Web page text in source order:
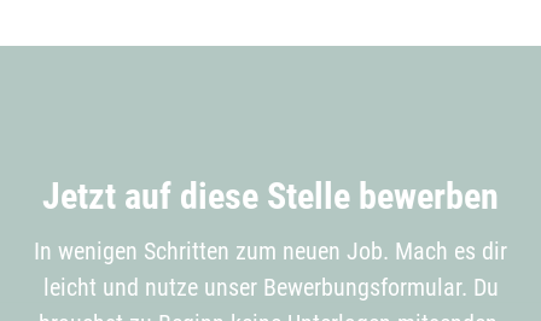
Jetzt auf diese Stelle bewerben
In wenigen Schritten zum neuen Job. Mach es dir
leicht und nutze unser Bewerbungsformular. Du